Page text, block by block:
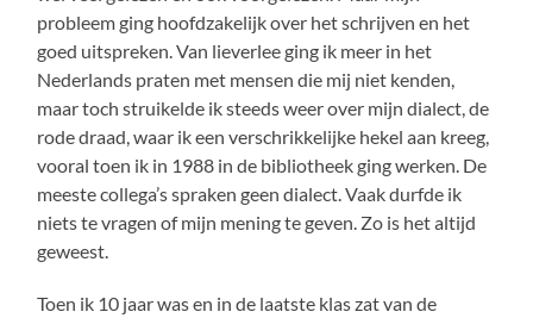
probleem ging hoofdzakelijk over het schrijven en het
goed uitspreken. Van lieverlee ging ik meer in het
Nederlands praten met mensen die mij niet kenden,
maar toch struikelde ik steeds weer over mijn dialect, de
rode draad, waar ik een verschrikkelijke hekel aan kreeg,
vooral toen ik in 1988 in de bibliotheek ging werken. De
meeste collega’s spraken geen dialect. Vaak durfde ik
niets te vragen of mijn mening te geven. Zo is het altijd
geweest.
Toen ik 10 jaar was en in de laatste klas zat van de